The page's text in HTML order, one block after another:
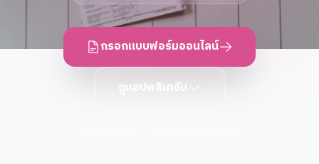
กรอกแบบฟอร์มออนไลน์
ดูแอปพลิเคชัน